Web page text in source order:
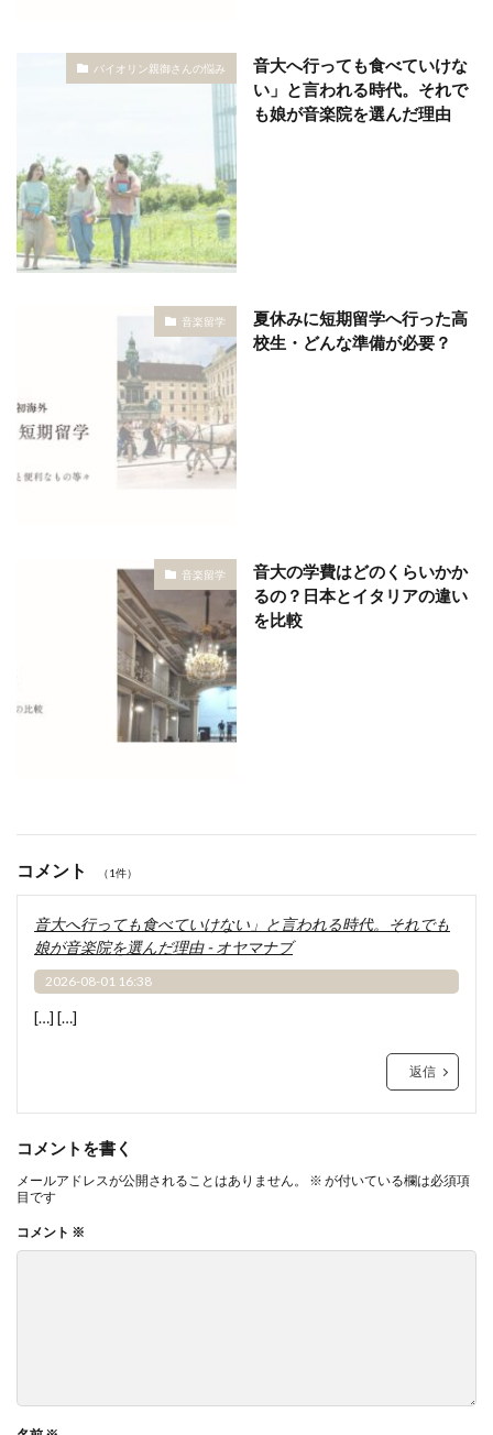
バイオリン親御さんの悩み
音大へ行っても食べていけな
い」と言われる時代。それで
も娘が音楽院を選んだ理由
音楽留学
夏休みに短期留学へ行った高
校生・どんな準備が必要？
音楽留学
音大の学費はどのくらいかか
るの？日本とイタリアの違い
を比較
コメント （1件）
音大へ行っても食べていけない」と言われる時代。それでも
娘が音楽院を選んだ理由 - オヤマナブ
2026-08-01 16:38
[…] […]
返信
コメントを書く
メールアドレスが公開されることはありません。 ※ が付いている欄は必須項
目です
コメント ※